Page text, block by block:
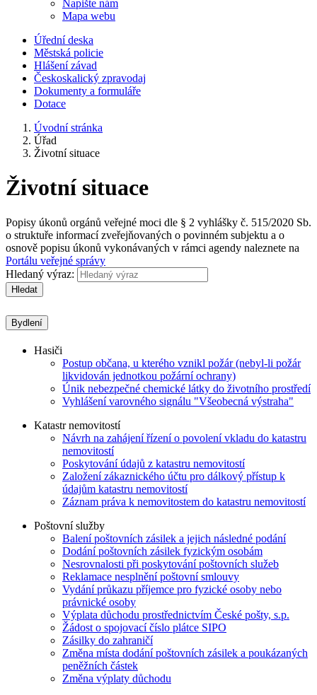
Napište nám
Mapa webu
Úřední deska
Městská policie
Hlášení závad
Českoskalický zpravodaj
Dokumenty a formuláře
Dotace
Úvodní stránka
Úřad
Životní situace
Životní situace
Popisy úkonů orgánů veřejné moci dle § 2 vyhlášky č. 515/2020 Sb.
o struktuře informací zveřejňovaných o povinném subjektu a o
osnově popisu úkonů vykonávaných v rámci agendy naleznete na
Portálu veřejné správy
Hledaný výraz:
Hledat
Bydlení
Hasiči
Postup občana, u kterého vznikl požár (nebyl-li požár
likvidován jednotkou požární ochrany)
Únik nebezpečné chemické látky do životního prostředí
Vyhlášení varovného signálu "Všeobecná výstraha"
Katastr nemovitostí
Návrh na zahájení řízení o povolení vkladu do katastru
nemovitostí
Poskytování údajů z katastru nemovitostí
Založení zákaznického účtu pro dálkový přístup k
údajům katastru nemovitostí
Záznam práva k nemovitostem do katastru nemovitostí
Poštovní služby
Balení poštovních zásilek a jejich následné podání
Dodání poštovních zásilek fyzickým osobám
Nesrovnalosti při poskytování poštovních služeb
Reklamace nesplnění poštovní smlouvy
Vydání průkazu příjemce pro fyzické osoby nebo
právnické osoby
Výplata důchodu prostřednictvím České pošty, s.p.
Žádost o spojovací číslo plátce SIPO
Zásilky do zahraničí
Změna místa dodání poštovních zásilek a poukázaných
peněžních částek
Změna výplaty důchodu